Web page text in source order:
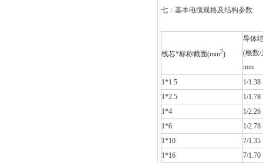
七：基本电缆规格及结构参数
线芯*标称截面(mm2)
导体
(根数/
mm
1*1.5
1/1.38
1*2.5
1/1.78
1*4
1/2.26
1*6
1/2.78
1*10
7/1.35
1*16
7/1.70